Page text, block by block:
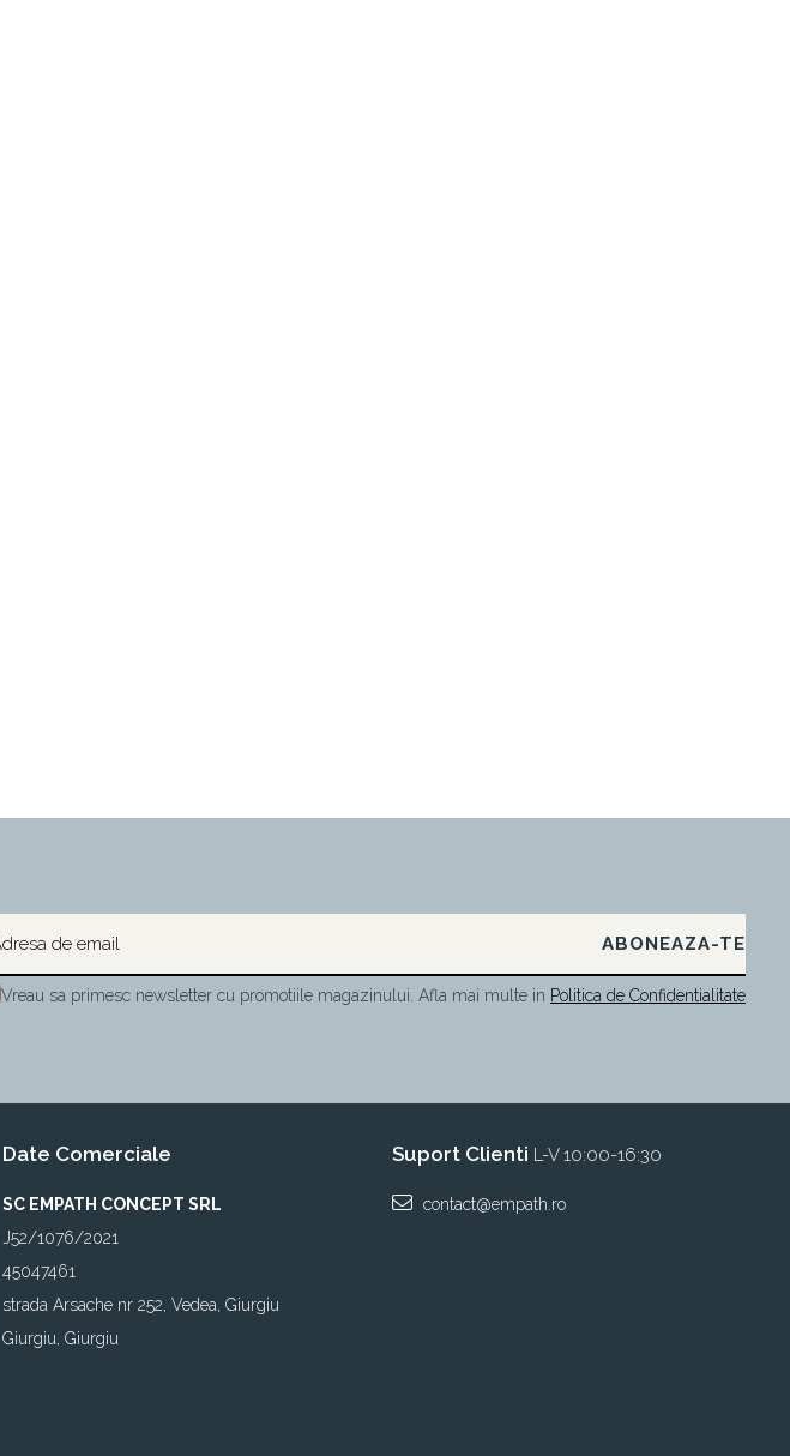
Vreau sa primesc newsletter cu promotiile magazinului. Afla mai multe in Politica de Confidentialitate
Date Comerciale
SC EMPATH CONCEPT SRL
J52/1076/2021
45047461
strada Arsache nr 252, Vedea, Giurgiu
Giurgiu, Giurgiu
Suport Clienti L-V 10:00-16:30
contact@empath.ro